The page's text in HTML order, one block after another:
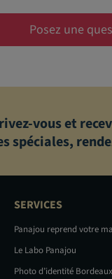
Posez une
vous et
spéciales,
SERVICES
Panajou reprend votre
Le Labo Panajou
Photo d’identité Bordeaux